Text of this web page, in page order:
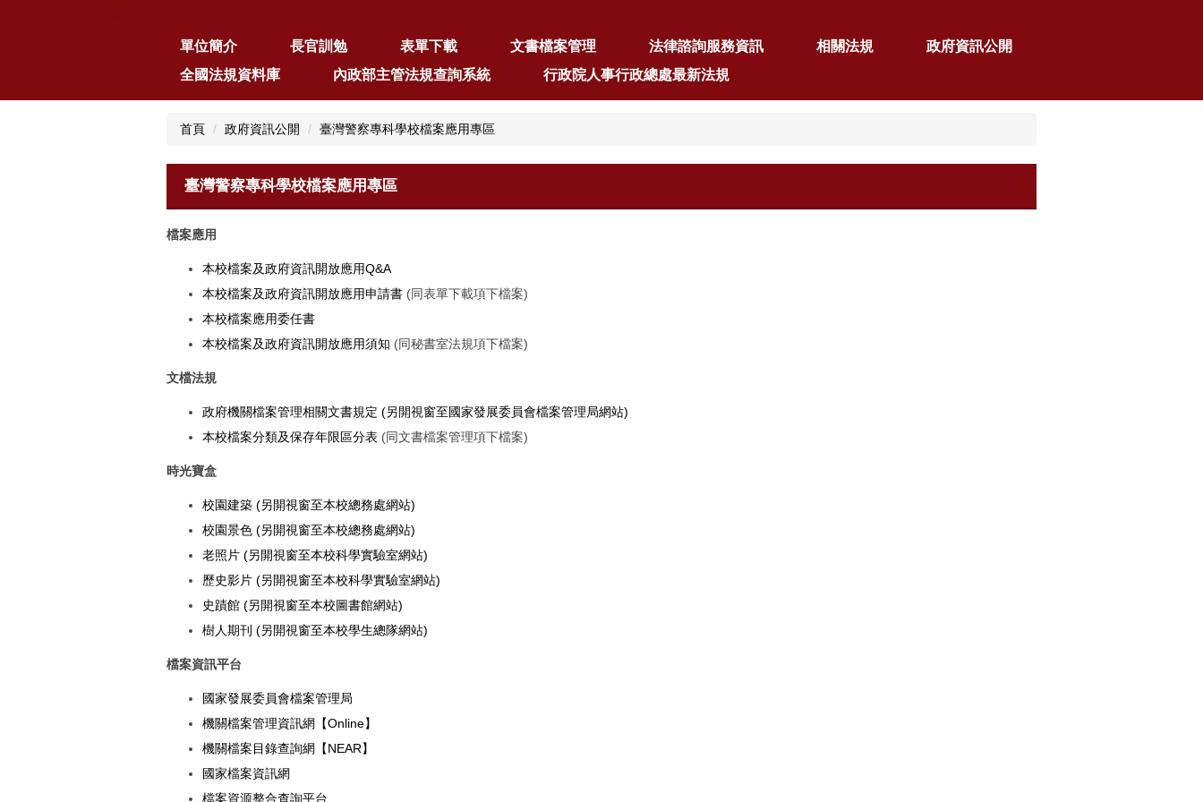
單位簡介 長官訓勉 表單下載 文書檔案管理 法律諮詢服務資訊 相關法規
政府資訊公開
全國法規資料庫
內政部主管法規查詢系統 行政院人事行政總處最新法規
首頁 政府資訊公開 臺灣警察專科學校檔案應用專區
臺灣警察專科學校檔案應用專區
檔案應用
本校檔案及政府資訊開放應用Q&A
本校檔案及政府資訊開放應用申請書 (同表單下載項下檔案)
本校檔案應用委任書
本校檔案及政府資訊開放應用須知 (同秘書室法規項下檔案)
文檔法規
政府機關檔案管理相關文書規定 (另開視窗至國家發展委員會檔案管理局網站)
本校檔案分類及保存年限區分表 (同文書檔案管理項下檔案)
時光寶盒
校園建築 (另開視窗至本校總務處網站)
校園景色 (另開視窗至本校總務處網站)
老照片 (另開視窗至本校科學實驗室網站)
歷史影片 (另開視窗至本校科學實驗室網站)
史蹟館 (另開視窗至本校圖書館網站)
樹人期刊 (另開視窗至本校學生總隊網站)
檔案資訊平台
國家發展委員會檔案管理局
機關檔案管理資訊網【Online】
機關檔案目錄查詢網【NEAR】
國家檔案資訊網
檔案資源整合查詢平台